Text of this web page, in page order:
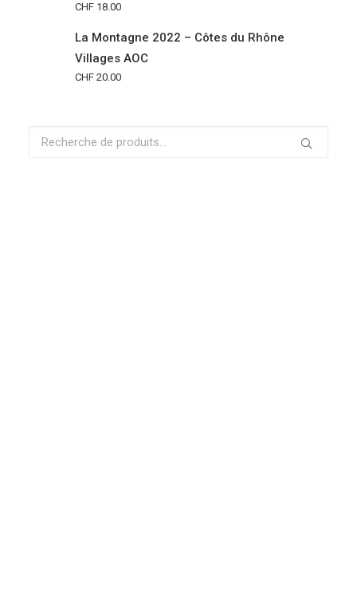
CHF 18.00
La Montagne 2022 – Côtes du Rhône
Villages AOC
CHF 20.00
Recherche